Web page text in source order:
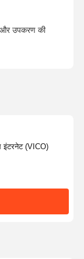
और उपकरण की
इंटरनेट (VICO)